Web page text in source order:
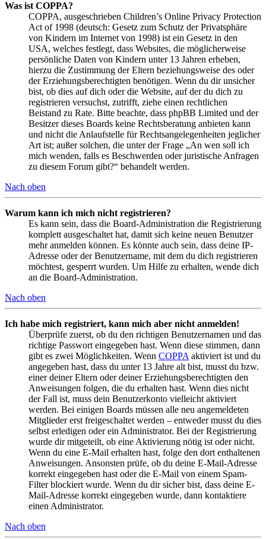
Was ist COPPA?
COPPA, ausgeschrieben Children’s Online Privacy Protection
Act of 1998 (deutsch: Gesetz zum Schutz der Privatsphäre
von Kindern im Internet von 1998) ist ein Gesetz in den
USA, welches festlegt, dass Websites, die möglicherweise
persönliche Daten von Kindern unter 13 Jahren erheben,
hierzu die Zustimmung der Eltern beziehungsweise des oder
der Erziehungsberechtigten benötigen. Wenn du dir unsicher
bist, ob dies auf dich oder die Website, auf der du dich zu
registrieren versuchst, zutrifft, ziehe einen rechtlichen
Beistand zu Rate. Bitte beachte, dass phpBB Limited und der
Besitzer dieses Boards keine Rechtsberatung anbieten kann
und nicht die Anlaufstelle für Rechtsangelegenheiten jeglicher
Art ist; außer solchen, die unter der Frage „An wen soll ich
mich wenden, falls es Beschwerden oder juristische Anfragen
zu diesem Forum gibt?“ behandelt werden.
Nach oben
Warum kann ich mich nicht registrieren?
Es kann sein, dass die Board-Administration die Registrierung
komplett ausgeschaltet hat, damit sich keine neuen Benutzer
mehr anmelden können. Es könnte auch sein, dass deine IP-
Adresse oder der Benutzername, mit dem du dich registrieren
möchtest, gesperrt wurden. Um Hilfe zu erhalten, wende dich
an die Board-Administration.
Nach oben
Ich habe mich registriert, kann mich aber nicht anmelden!
Überprüfe zuerst, ob du den richtigen Benutzernamen und das
richtige Passwort eingegeben hast. Wenn diese stimmen, dann
gibt es zwei Möglichkeiten. Wenn COPPA aktiviert ist und du
angegeben hast, dass du unter 13 Jahre alt bist, musst du bzw.
einer deiner Eltern oder deiner Erziehungsberechtigten den
Anweisungen folgen, die du erhalten hast. Wenn dies nicht
der Fall ist, muss dein Benutzerkonto vielleicht aktiviert
werden. Bei einigen Boards müssen alle neu angemeldeten
Mitglieder erst freigeschaltet werden – entweder musst du dies
selbst erledigen oder ein Administrator. Bei der Registrierung
wurde dir mitgeteilt, ob eine Aktivierung nötig ist oder nicht.
Wenn du eine E-Mail erhalten hast, folge den dort enthaltenen
Anweisungen. Ansonsten prüfe, ob du deine E-Mail-Adresse
korrekt eingegeben hast oder die E-Mail von einem Spam-
Filter blockiert wurde. Wenn du dir sicher bist, dass deine E-
Mail-Adresse korrekt eingegeben wurde, dann kontaktiere
einen Administrator.
Nach oben